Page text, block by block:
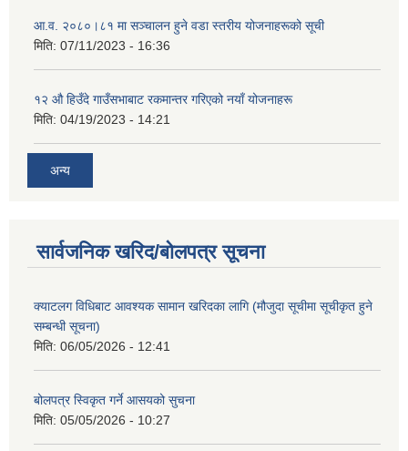
आ.व. २०८०।८१ मा सञ्चालन हुने वडा स्तरीय योजनाहरूको सूची
मिति: 07/11/2023 - 16:36
१२ औ हिउँदे गाउँसभाबाट रकमान्तर गरिएको नयाँ योजनाहरू
मिति: 04/19/2023 - 14:21
अन्य
सार्वजनिक खरिद/बोलपत्र सूचना
क्याटलग विधिबाट आवश्यक सामान खरिदका लागि (मौजुदा सूचीमा सूचीकृत हुने
सम्बन्धी सूचना)
मिति: 06/05/2026 - 12:41
बोलपत्र स्विकृत गर्ने आसयको सुचना
मिति: 05/05/2026 - 10:27